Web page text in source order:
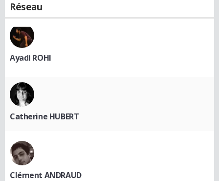
Réseau
Ayadi ROHI
Catherine HUBERT
Clément ANDRAUD